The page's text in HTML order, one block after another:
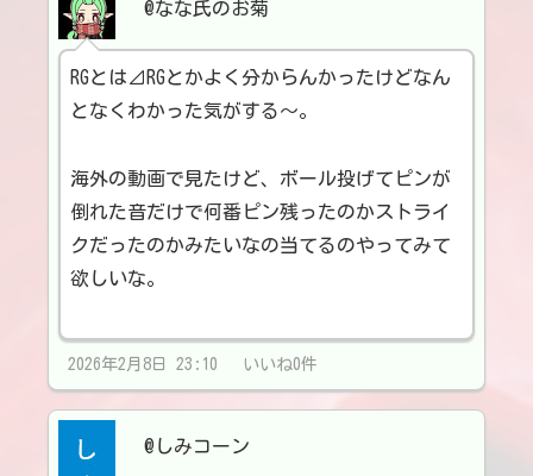
@なな氏のお菊
RGとは⊿RGとかよく分からんかったけどなん
となくわかった気がする～。
海外の動画で見たけど、ボール投げてピンが
倒れた音だけで何番ピン残ったのかストライ
クだったのかみたいなの当てるのやってみて
欲しいな。
2026年2月8日 23:10 いいね0件
@しみコーン